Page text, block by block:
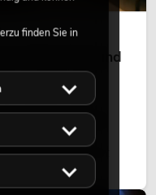
Sicherheit und
schaffen eine
das Ambiente und
Restaurants,
auf Messeständen:
längst zum
finden Sie in